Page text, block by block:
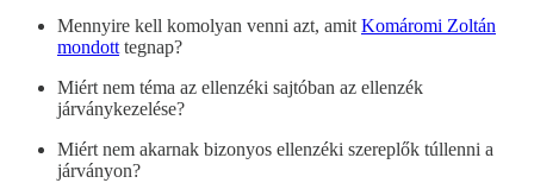
Mennyire kell komolyan venni azt, amit Komáromi Zoltán
mondott tegnap?
Miért nem téma az ellenzéki sajtóban az ellenzék
járványkezelése?
Miért nem akarnak bizonyos ellenzéki szereplők túllenni a
járványon?